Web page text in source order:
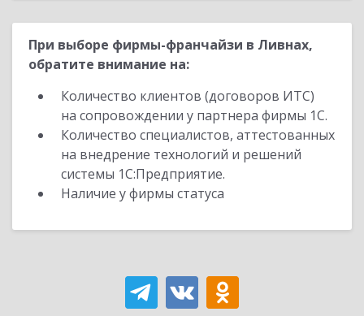
При выборе фирмы-франчайзи в Ливнах,
обратите внимание на:
Количество клиентов (договоров ИТС)
на сопровождении у партнера фирмы 1С.
Количество специалистов, аттестованных
на внедрение технологий и решений
системы 1С:Предприятие.
Наличие у фирмы статуса